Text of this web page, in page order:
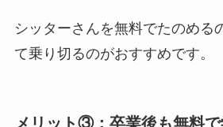
シッターさんを無料でたのめる
て乗り切るのがおすすめです。
メリット③：卒業後も無料で